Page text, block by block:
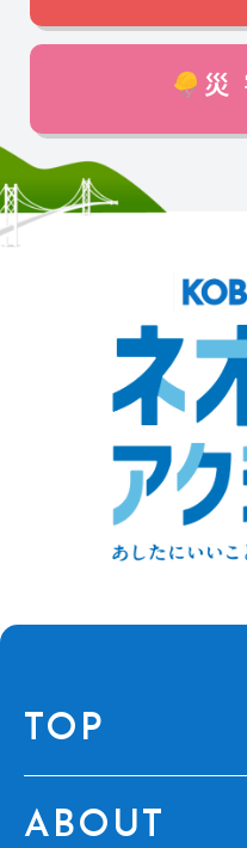
災
TOP
ABOUT